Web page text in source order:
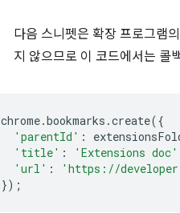
다음 스니펫은 확장 프로그램
지 않으므로 이 코드에서는 콜
chrome.bookmarks .create({
'parentId' :
'title' : 'Extensions doc'
'url' : 'https://
});